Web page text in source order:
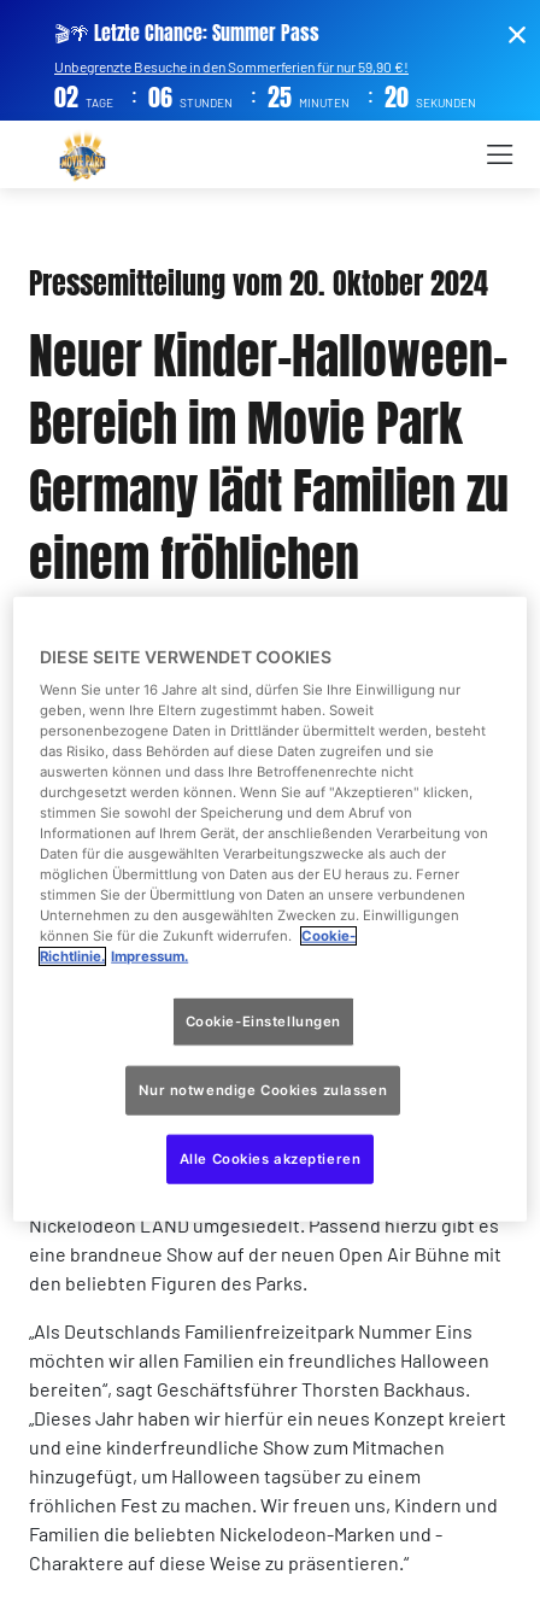
🎬🌴 Letzte Chance: Summer Pass
Unbegrenzte Besuche in den Sommerferien für nur 59,90 €!
02 TAGE : 06 STUNDEN : 25 MINUTEN : 20 SEKUNDEN
Pressemitteilung vom 20. Oktober 2024
Neuer Kinder-Halloween-
Bereich im Movie Park
Germany lädt Familien zu
einem fröhlichen
Interaktive Show mit den bekannten
Nickelodeon Figuren des Parks auf neuer
Open Air Bühne
Dieses Jahr ist noch mehr Trick und Treat für die
Halloween-Saison im Movie Park Germany geplant! Für
alle Familien, die Halloween von der fröhlichen Seite
erleben möchten, hat Deutschlands größter Film- und
Nickelodeon LAND umgesiedelt. Passend hierzu gibt es
eine brandneue Show auf der neuen Open Air Bühne mit
den beliebten Figuren des Parks.
„Als Deutschlands Familienfreizeitpark Nummer Eins
möchten wir allen Familien ein freundliches Halloween
bereiten“, sagt Geschäftsführer Thorsten Backhaus.
„Dieses Jahr haben wir hierfür ein neues Konzept kreiert
und eine kinderfreundliche Show zum Mitmachen
hinzugefügt, um Halloween tagsüber zu einem
fröhlichen Fest zu machen. Wir freuen uns, Kindern und
Familien die beliebten Nickelodeon-Marken und -
Charaktere auf diese Weise zu präsentieren.“
DIESE SEITE VERWENDET COOKIES
Wenn Sie unter 16 Jahre alt sind, dürfen Sie Ihre Einwilligung nur
geben, wenn Ihre Eltern zugestimmt haben. Soweit
personenbezogene Daten in Drittländer übermittelt werden, besteht
das Risiko, dass Behörden auf diese Daten zugreifen und sie
auswerten können und dass Ihre Betroffenenrechte nicht
durchgesetzt werden können. Wenn Sie auf "Akzeptieren" klicken,
stimmen Sie sowohl der Speicherung und dem Abruf von
Informationen auf Ihrem Gerät, der anschließenden Verarbeitung von
Daten für die ausgewählten Verarbeitungszwecke als auch der
möglichen Übermittlung von Daten aus der EU heraus zu. Ferner
stimmen Sie der Übermittlung von Daten an unsere verbundenen
Unternehmen zu den ausgewählten Zwecken zu. Einwilligungen
können Sie für die Zukunft widerrufen. Cookie-
Richtlinie. Impressum.
Cookie-Einstellungen
Nur notwendige Cookies zulassen
Alle Cookies akzeptieren